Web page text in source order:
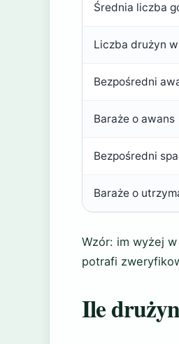
Średnia liczba
Liczba drużyn
Bezpośredni
Baraże o awans
Bezpośredni
Baraże o
Wzór: im wyżej
potrafi
Ile